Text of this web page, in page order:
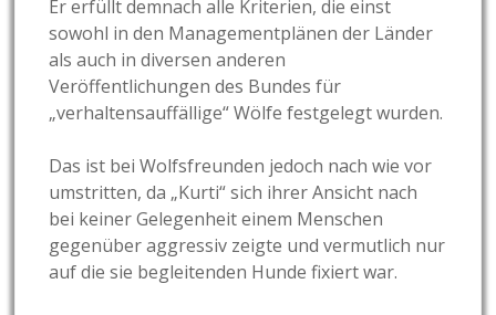
Er erfüllt demnach alle Kriterien, die einst
sowohl in den Managementplänen der Länder
als auch in diversen anderen
Veröffentlichungen des Bundes für
„verhaltensauffällige“ Wölfe festgelegt wurden.
Das ist bei Wolfsfreunden jedoch nach wie vor
umstritten,da „Kurti“ sich ihrer Ansicht nach
bei keiner Gelegenheit einem Menschen
gegenüber aggressiv zeigte und vermutlich nur
auf die sie begleitenden Hunde fixiert war.